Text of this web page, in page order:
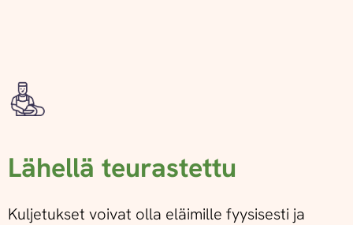
Lähellä teurastettu
Kuljetukset voivat olla eläimille fyysisesti ja